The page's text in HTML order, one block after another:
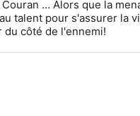
… Alors que la
talent pour s'assurer la
côté de l'ennemi!